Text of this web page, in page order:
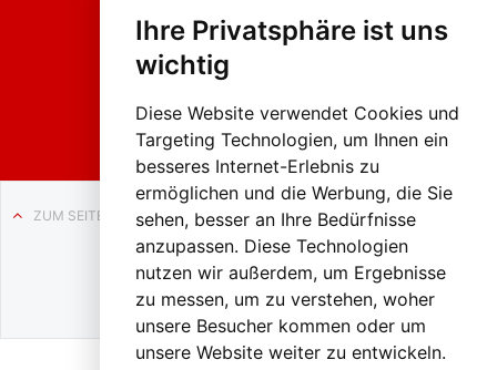
Ihre Privatsphäre ist uns
wichtig
Diese Website verwendet Cookies und
Targeting Technologien, um Ihnen ein
besseres Internet-Erlebnis zu
ermöglichen und die Werbung, die Sie
sehen, besser an Ihre Bedürfnisse
anzupassen. Diese Technologien
nutzen wir außerdem, um Ergebnisse
zu messen, um zu verstehen, woher
unsere Besucher kommen oder um
unsere Website weiter zu entwickeln.
sumzug
Liezen
ZUM SEITENANFANG
Auf BLO24.at werben?
+43 (0)664 2226600